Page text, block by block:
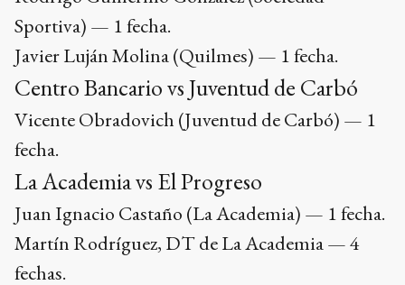
Sportiva) — 1 fecha.
Javier Luján Molina (Quilmes) — 1 fecha.
Centro Bancario vs Juventud de Carbó
Vicente Obradovich (Juventud de Carbó) — 1
fecha.
La Academia vs El Progreso
Juan Ignacio Castaño (La Academia) — 1 fecha.
Martín Rodríguez, DT de La Academia — 4
fechas.